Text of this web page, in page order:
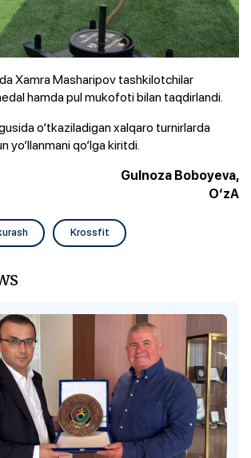
Xamra Masharipov tashkilotchilar
hamda pul mukofoti bilan taqdirlandi.
o‘tkaziladigan xalqaro turnirlarda
yo‘llanmani qo‘lga kiritdi.
Gulnoza Boboyeva,
O‘zA
Krossfit